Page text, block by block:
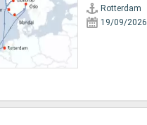
Rotterdam
19/09/2026